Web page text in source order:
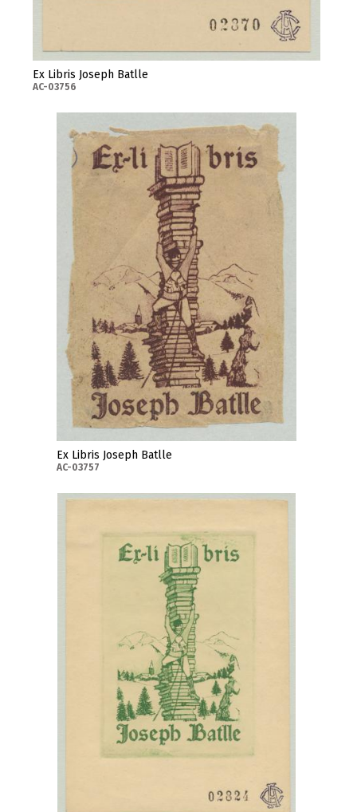
Ex Libris Joseph Batlle
AC-03756
Ex Libris Joseph Batlle
AC-03757